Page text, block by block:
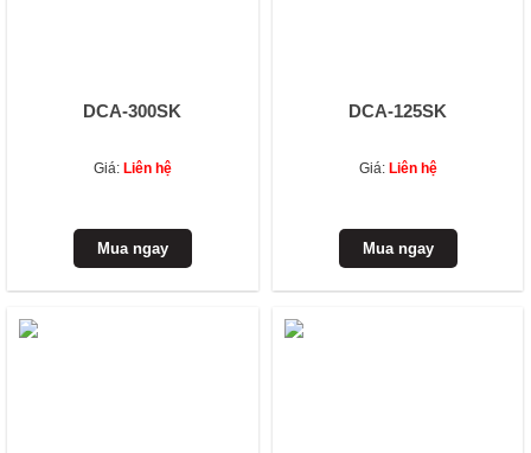
DCA-300SK
Giá: Liên hệ
DCA-125SK
Giá: Liên hệ